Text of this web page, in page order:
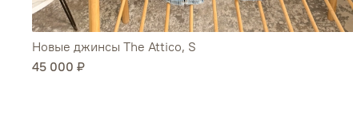
Новые джинсы The Attico, S
45 000 ₽